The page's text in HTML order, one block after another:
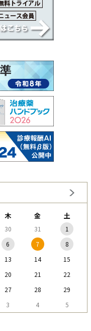
木 金 土
30 31
1
6 7
8
13 14
15
20 21
22
27 28
29
3 4 5